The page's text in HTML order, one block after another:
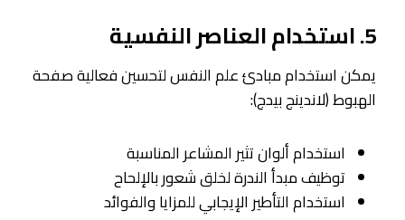
5. استخدام العناصر النفسية
يمكن استخدام مبادئ علم النفس لتحسين فعالية صفحة
الهبوط (لاندينج بيدج​):
استخدام ألوان تثير المشاعر المناسبة
توظيف مبدأ الندرة لخلق شعور بالإلحاح
استخدام التأطير الإيجابي للمزايا والفوائد